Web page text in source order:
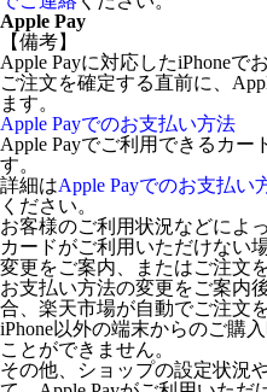
Apple Pay
【備考】
Apple Payに対応したiPhoneで
ご注文を確定する直前に、
ます。
Apple Payでのお支払い方法
Apple Payでご利用できるカー
す。
詳細はApple Payでのお支払い
ください。
お客様のご利用状況などによ
カードがご利用いただけない
変更をご案内、またはご注文
お支払い方法の変更をご案内
合、楽天市場が自動でご注文
iPhone以外の端末からのご購
ことができません。
その他、ショップの設定状況